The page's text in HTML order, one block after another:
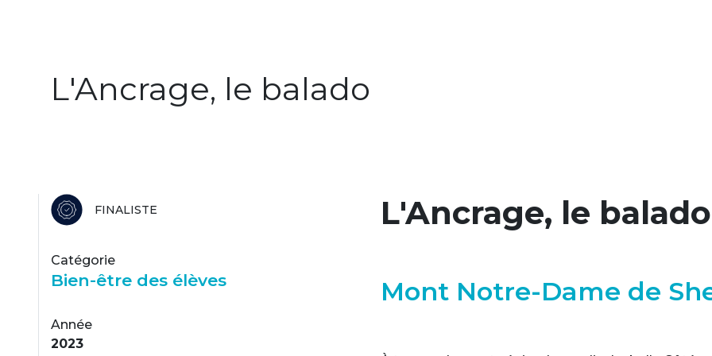
L'Ancrage, le balado
FINALISTE
Catégorie
Bien-être des élèves
Année
2023
L'Ancrage, le balado
Mont Notre-Dame de